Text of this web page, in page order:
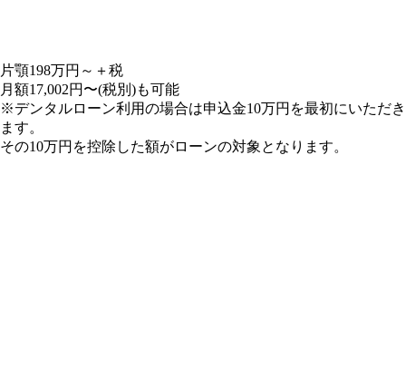
片顎198万円～＋税
月額17,002円〜(税別)も可能
※デンタルローン利用の場合は申込金10万円を最初にいただき
ます。
その10万円を控除した額がローンの対象となります。